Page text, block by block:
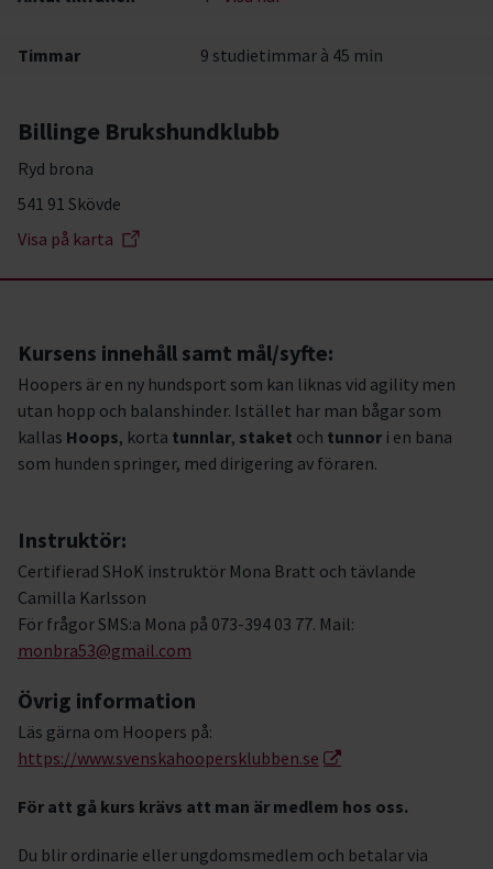
Timmar 9 studietimmar à 45 min
Billinge Brukshundklubb
Ryd brona
541 91 Skövde
Visa på karta
Kursens innehåll samt mål/syfte:
Hoopers är en ny hundsport som kan liknas vid agility men
utan hopp och balanshinder. Istället har man bågar som
kallas Hoops, korta tunnlar, staket och tunnor i en bana
som hunden springer, med dirigering av föraren.
Instruktör:
Certifierad SHoK instruktör Mona Bratt och tävlande
Camilla Karlsson
För frågor SMS:a Mona på 073-394 03 77. Mail:
monbra53@gmail.com
Övrig information
Läs gärna om Hoopers på:
https://www.svenskahoopersklubben.se
För att gå kurs krävs att man är medlem hos oss.
Du blir ordinarie eller ungdomsmedlem och betalar via